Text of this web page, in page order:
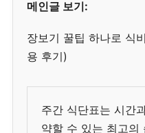
메인글 보기:
장보기 꿀팁 하나로 식
용 후기)
주간 식단표는 시간
약할 수 있는 최고의